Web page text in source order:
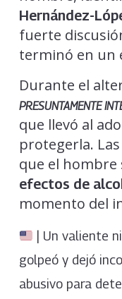
Hernández-
fuerte
terminó en un
Durante el
PRESUNTAMENTE
que llevó al
protegerla.
que el hombre
efectos de
momento del
| Un valiente
golpeó y dejó
abusivo para